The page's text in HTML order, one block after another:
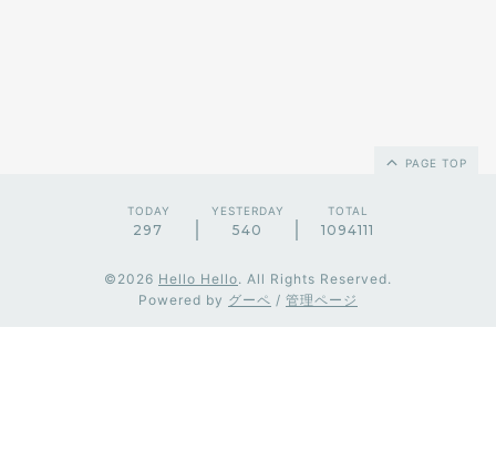
PAGE TOP
TODAY
297
YESTERDAY
540
TOTAL
1094111
©2026 Hello Hello. All Rights Reserved.
Powered by グーペ / 管理ページ